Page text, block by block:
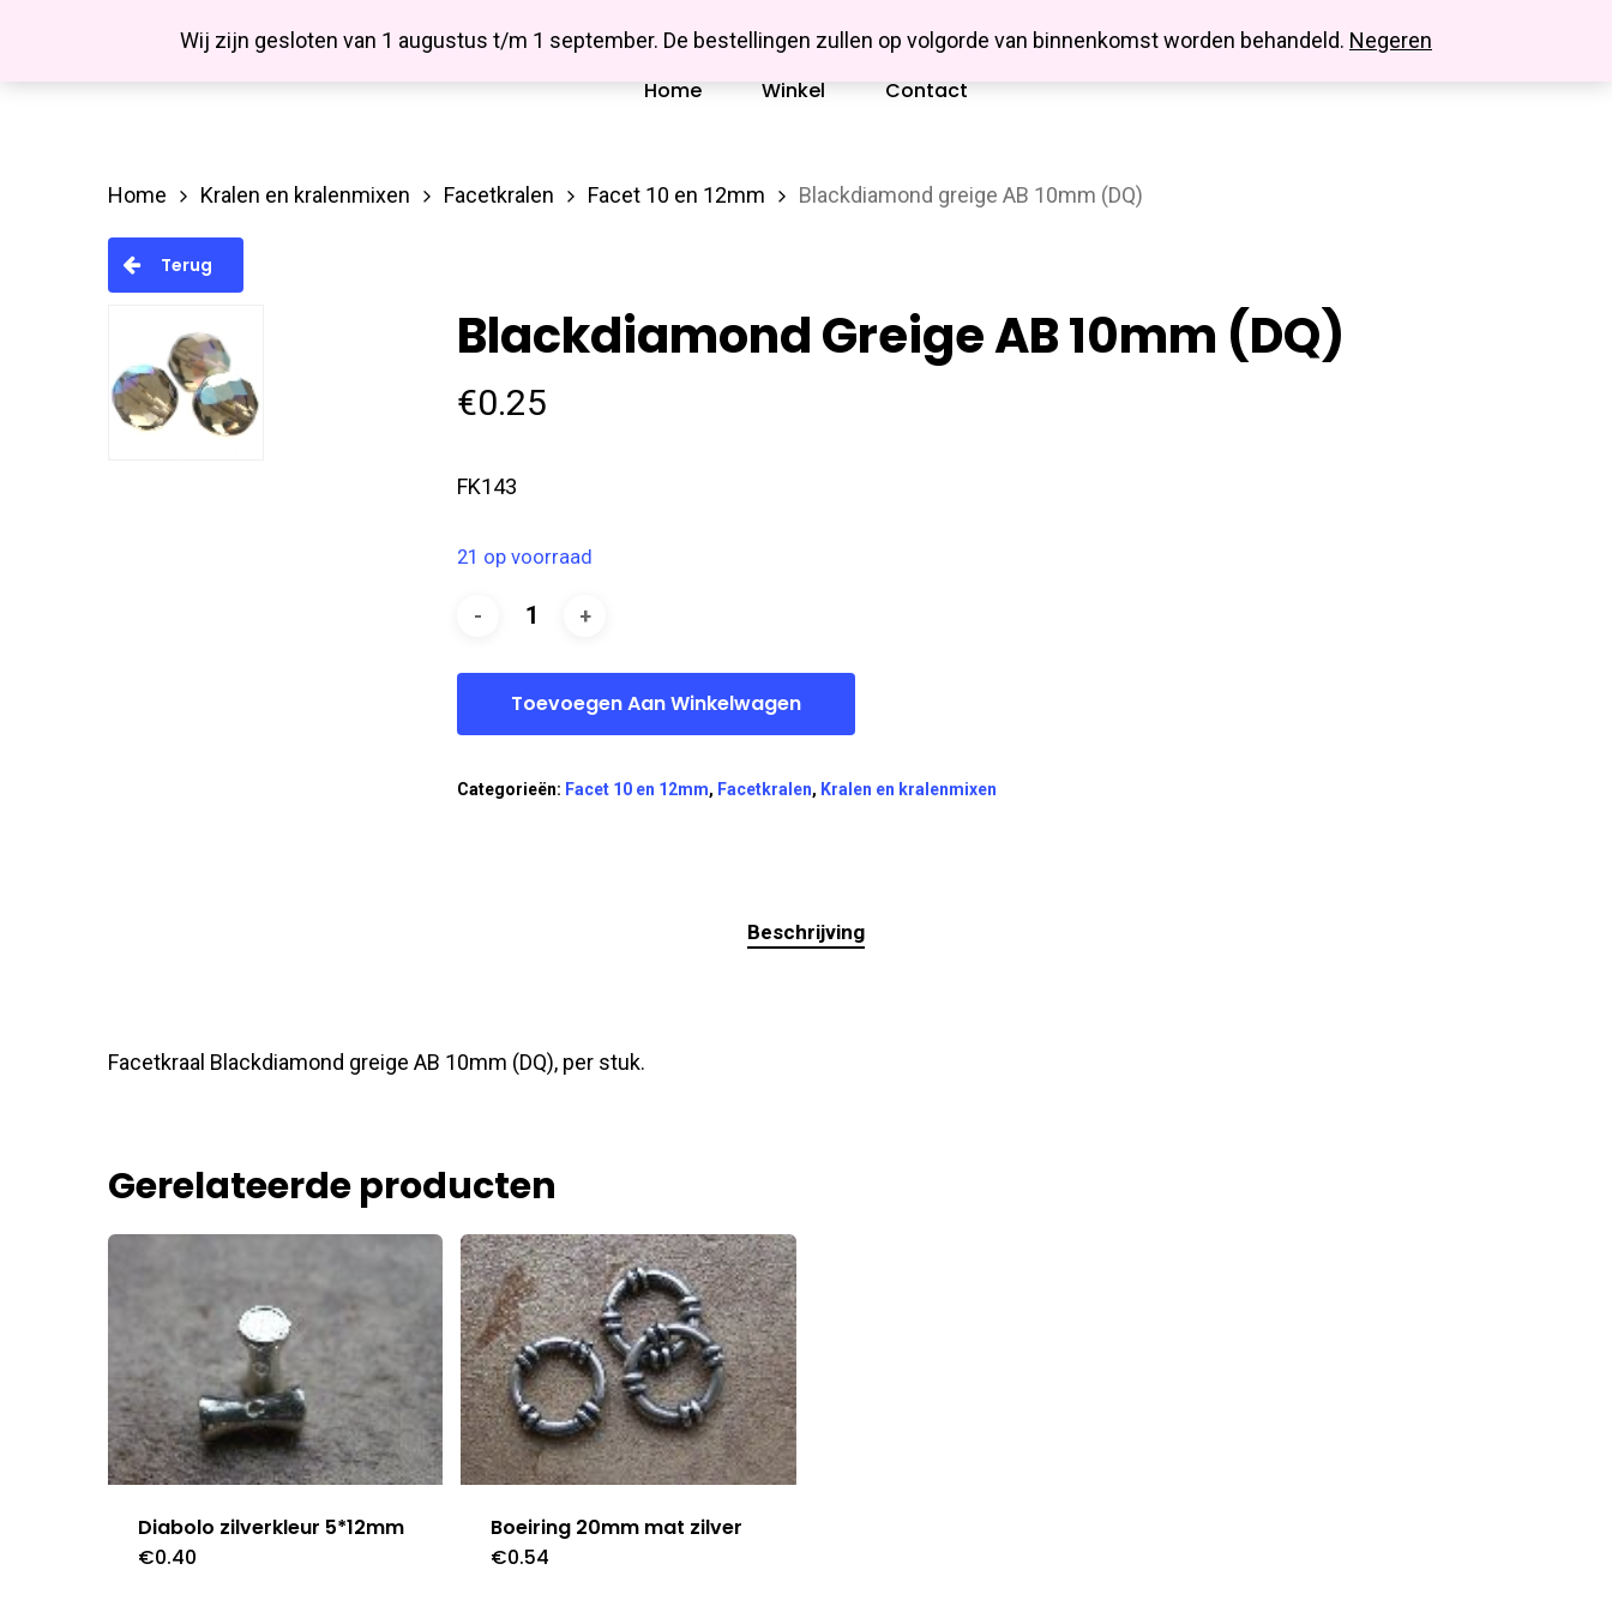
Wij zijn gesloten van 1 augustus t/m 1 september. De bestellingen zullen op volgorde van binnenkomst worden behandeld. Negeren
Hit enter to search or ESC to close
Missbluesieraden
Facebook
Home Winkel Contact
Home Kralen en kralenmixen Facetkralen Facet 10 en 12mm Blackdiamond greige AB 10mm (DQ)
Terug
Blackdiamond Greige AB 10mm (DQ)
€0.25
FK143
21 op voorraad
Toevoegen Aan Winkelwagen
Categorieën: Facet 10 en 12mm, Facetkralen, Kralen en kralenmixen
Beschrijving
Facetkraal Blackdiamond greige AB 10mm (DQ), per stuk.
Gerelateerde producten
Diabolo zilverkleur 5*12mm
€0.40
Boeiring 20mm mat zilver
€0.54